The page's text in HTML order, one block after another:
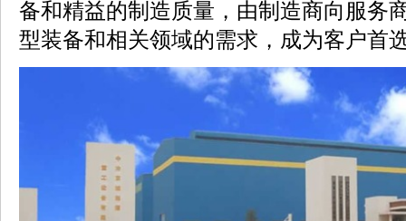
备和精益的制造质量，由制造商向服务
型装备和相关领域的需求，成为客户首